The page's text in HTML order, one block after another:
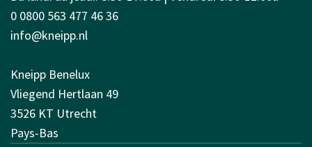
0 0800 563 477 46 36
info@kneipp.nl
Kneipp Benelux
Vliegend Hertlaan 49
3526 KT Utrecht
Pays-Bas